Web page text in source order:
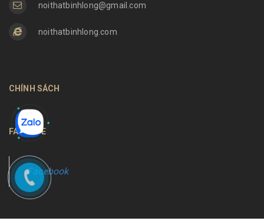
noithatbinhlong@gmail.com
noithatbinhlong.com
CHÍNH SÁCH
FANPAGE
Facebook